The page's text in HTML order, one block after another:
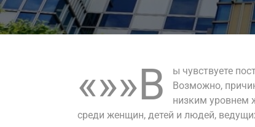
«»»В
ы чувствуете
Возможно,
низким уровнем
среди женщин, детей и людей,